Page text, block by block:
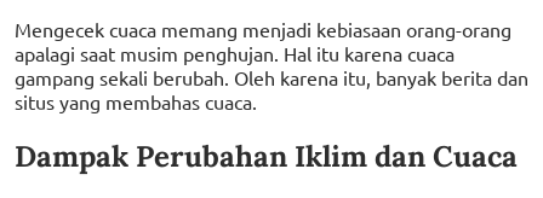
Mengecek cuaca memang menjadi kebiasaan orang-orang
apalagi saat musim penghujan. Hal itu karena cuaca
gampang sekali berubah. Oleh karena itu, banyak berita dan
situs yang membahas cuaca.
Dampak Perubahan Iklim dan Cuaca